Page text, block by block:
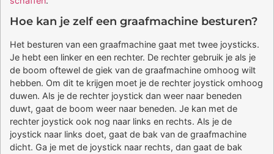
Hoe kan je zelf een graafmachine besturen?
Het besturen van een graafmachine gaat met twee joysticks.
Je hebt een linker en een rechter. De rechter gebruik je als je
de boom oftewel de giek van de graafmachine omhoog wilt
hebben. Om dit te krijgen moet je de rechter joystick omhoog
duwen. Als je de rechter joystick dan weer naar beneden
duwt, gaat de boom weer naar beneden. Je kan met de
rechter joystick ook nog naar links en rechts. Als je de
joystick naar links doet, gaat de bak van de graafmachine
dicht. Ga je met de joystick naar rechts, dan gaat de bak